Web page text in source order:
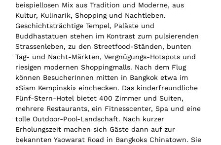
beispiellosen Mix aus Tradition und Moderne, aus
Kultur, Kulinarik, Shopping und Nachtleben.
Geschichtsträchtige Tempel, Paläste und
Buddhastatuen stehen im Kontrast zum pulsierenden
Strassenleben, zu den Streetfood-Ständen, bunten
Tag- und Nacht-Märkten, Vergnügungs-Hotspots und
riesigen modernen Shoppingmalls. Nach dem Flug
können BesucherInnen mitten in Bangkok etwa im
«Siam Kempinski» einchecken. Das kinderfreundliche
Fünf-Stern-Hotel bietet 400 Zimmer und Suiten,
mehrere Restaurants, ein Fitnesscenter, Spa und eine
tolle Outdoor-Pool-Landschaft. Nach kurzer
Erholungszeit machen sich Gäste dann auf zur
bekannten Yaowarat Road in Bangkoks Chinatown. Sie